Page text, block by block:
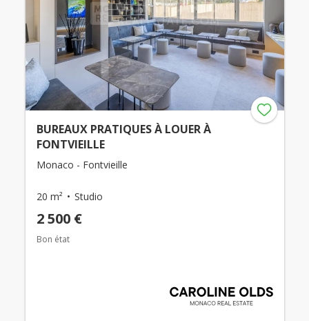
BUREAUX PRATIQUES À LOUER À
FONTVIEILLE
Monaco - Fontvieille
20 m² Studio
2 500 €
Bon état